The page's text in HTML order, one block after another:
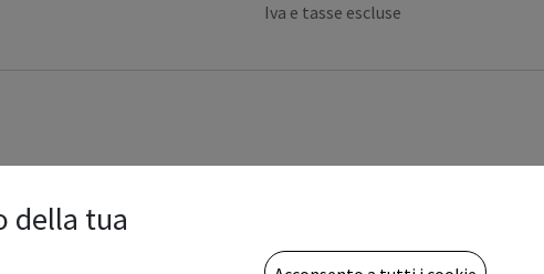
Iva e tasse escluse
della tua